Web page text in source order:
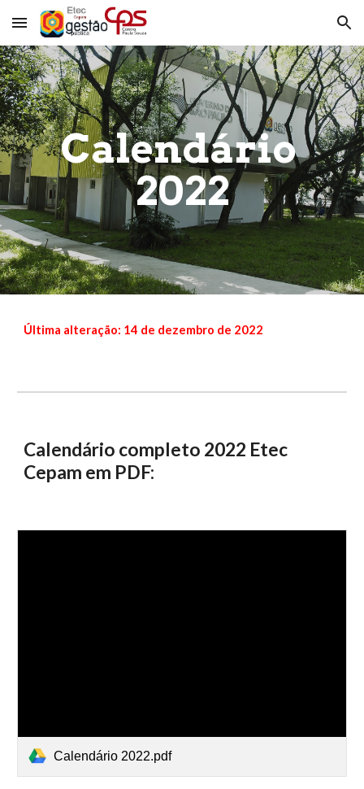
Skip to main content Skip to navigation
Calendário
2022
Última alteração: 14 de dezembro de 2022
Calendário completo 2022 Etec
Cepam em PDF:
Calendário 2022.pdf